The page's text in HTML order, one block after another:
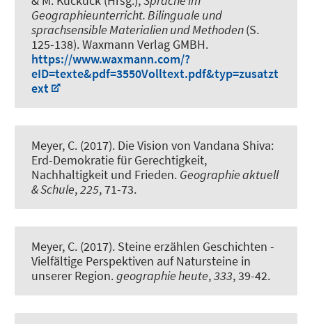
Geographieunterricht. Bilinguale und
sprachsensible Materialien und Methoden(S.
125-138). Waxmann Verlag GMBH.
https://www.waxmann.com/?
eID=texte&pdf=3550Volltext.pdf&typ=zusatzt
ext
Meyer, C. (2017). Die Vision von Vandana Shiva:
Erd-Demokratie für Gerechtigkeit,
Nachhaltigkeit und Frieden. Geographie aktuell
& Schule,225, 71-73.
Meyer, C. (2017). Steine erzählen Geschichten -
Vielfältige Perspektiven auf Natursteine in
unserer Region.geographie heute,333, 39-42.